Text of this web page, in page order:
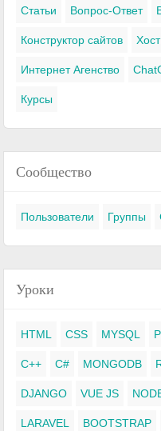
Статьи Вопрос-Ответ
Конструктор сайтов
Интернет Агенство
Курсы
Сообщество
Пользователи Группы
Уроки
HTML CSS MYSQL
C++ C# MONGODB
DJANGO VUE JS
LARAVEL BOOTSTRAP